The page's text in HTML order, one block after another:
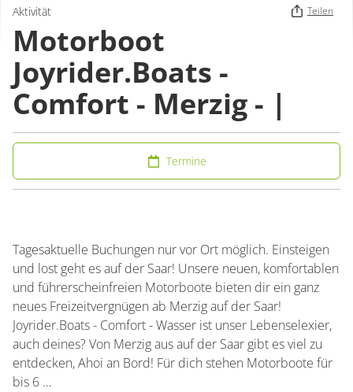
Aktivität Teilen
Motorboot
Joyrider.Boats -
Comfort - Merzig - |
Termine
Tagesaktuelle Buchungen nur vor Ort möglich. Einsteigen
und lost geht es auf der Saar! Unsere neuen, komfortablen
und führerscheinfreien Motorboote bieten dir ein ganz
neues Freizeitvergnügen ab Merzig auf der Saar!
Joyrider.Boats - Comfort - Wasser ist unser Lebenselexier,
auch deines? Von Merzig aus auf der Saar gibt es viel zu
entdecken, Ahoi an Bord! Für dich stehen Motorboote für
bis 6 …